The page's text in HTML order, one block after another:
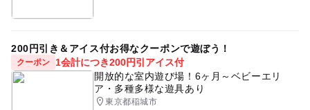
200円引き＆アイス付お得なクーポンで遊ぼう！
クーポン
1会計につき200円引アイス付
開放的な室内遊び場！6ヶ月～ベビーエリ
ア・多種多様な遊具あり
東京都稲城市